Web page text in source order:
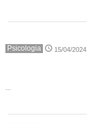
Psicologia 15/04/2024
...